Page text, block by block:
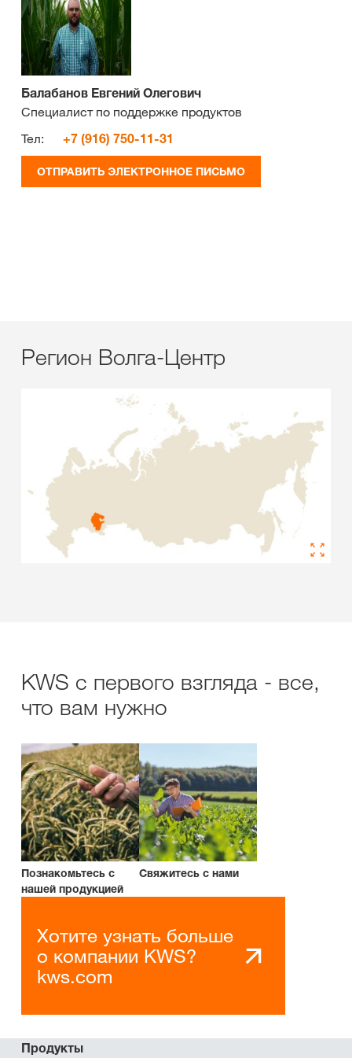
Балабанов Евгений Олегович
Специалист по поддержке продуктов
Тел:
+7 (916) 750-11-31
ОТПРАВИТЬ ЭЛЕКТРОННОЕ ПИСЬМО
Регион Волга-Центр
KWS с первого взгляда - все,
что вам нужно
Познакомьтесь с
нашей продукцией
Свяжитесь с нами
Хотите узнать больше
о компании KWS?
kws.com
Продукты